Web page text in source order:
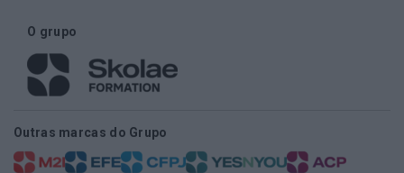
O grupo
Outras marcas do Grupo